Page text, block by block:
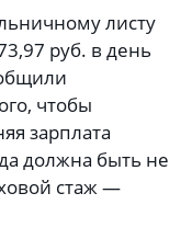
листу
руб. в день
чтобы
зарплата
должна быть не
стаж —